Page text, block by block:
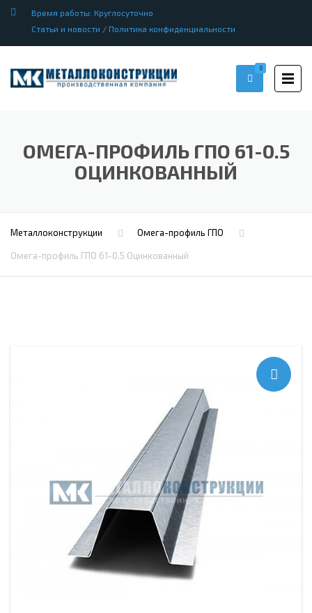
Время работы: Круглосуточно
Статьи и новости / Политика конфиденциальности
0
ОМЕГА-ПРОФИЛЬ ГПО 61-0.5
ОЦИНКОВАННЫЙ
Металлоконструкции Омега-профиль ГПО
Омега-профиль ГПО 61-0.5 Оцинкованный